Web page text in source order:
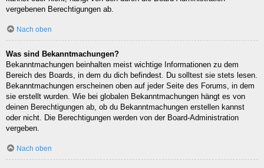
vergebenen Berechtigungen ab.
Nach oben
Was sind Bekanntmachungen?
Bekanntmachungen beinhalten meist wichtige Informationen zu dem
Bereich des Boards, in dem du dich befindest. Du solltest sie stets lesen.
Bekanntmachungen erscheinen oben auf jeder Seite des Forums, in dem
sie erstellt wurden. Wie bei globalen Bekanntmachungen hängt es von
deinen Berechtigungen ab, ob du Bekanntmachungen erstellen kannst
oder nicht. Die Berechtigungen werden von der Board-Administration
vergeben.
Nach oben